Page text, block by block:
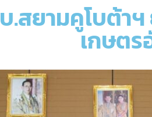
สยามคูโบต้า
เกษตร